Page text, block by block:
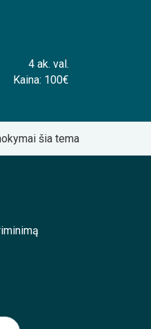
4 ak. val.
Kaina: 100€
šia tema